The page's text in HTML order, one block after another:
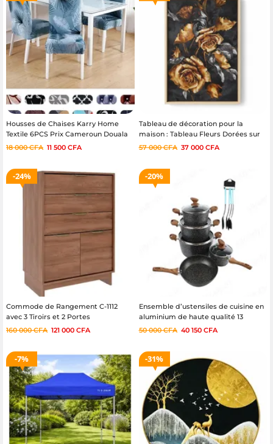
Housses de Chaises Karry Home
Textile 6PCS Prix Cameroun Douala
Yaoundé
18 000CFA 11 500 CFA
Tableau de décoration pour la
maison : Tableau Fleurs Dorées sur
Fond Sombre
57 000CFA 37 000 CFA
24%
Commode de Rangement C-1112
avec 3 Tiroirs et 2 Portes
160 000CFA 121 000 CFA
20%
Ensemble d’ustensiles de cuisine en
aluminium de haute qualité 13
pièces : 16cm / 20cm / 24cm / 28cm
50 000CFA 40 150 CFA
7% 31%